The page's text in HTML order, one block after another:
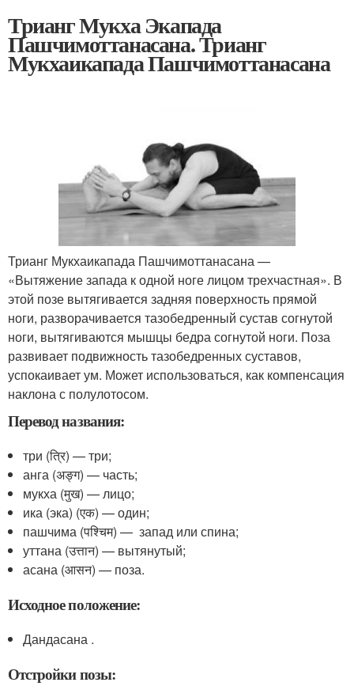
Трианг Мукха Экапада
Пашчимоттанасана. Трианг
Мукхаикапада Пашчимоттанасана
Трианг Мукхаикапада Пашчимоттанасана —
«Вытяжение запада к одной ноге лицом трехчастная». В
этой позе вытягивается задняя поверхность прямой
ноги, разворачивается тазобедренный сустав согнутой
ноги, вытягиваются мышцы бедра согнутой ноги. Поза
развивает подвижность тазобедренных суставов,
успокаивает ум. Может использоваться, как компенсация
наклона с полулотосом.
Перевод названия:
три (त्रि) — три;
анга (अङ्ग) — часть;
мукха (मुख) — лицо;
ика (эка) (एक) — один;
пашчима (पश्चिम) — запад или спина;
уттана (उत्तान) — вытянутый;
асана (आसन) — поза.
Исходное положение:
Дандасана .
Отстройки позы: